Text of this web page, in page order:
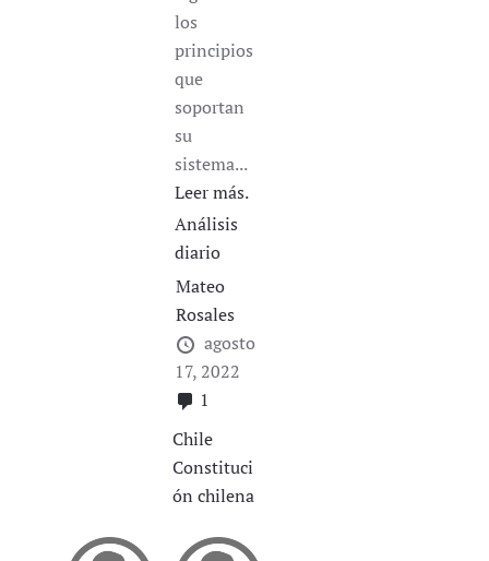
los
principios
que
soportan
su
sistema...
Leer más.
Análisis
diario
Mateo
Rosales
agosto
17, 2022
1
Chile
Constituci
ón chilena